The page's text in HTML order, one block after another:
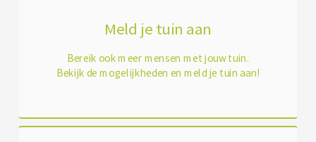
Meld je tuin aan
Bereik ook meer mensen met jouw tuin.
Bekijk de mogelijkheden en meld je tuin aan!